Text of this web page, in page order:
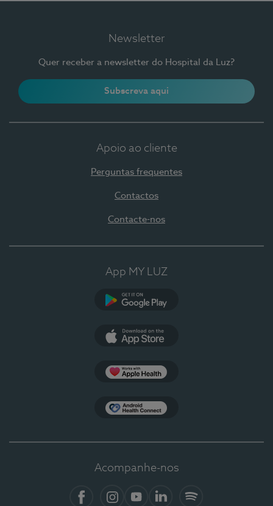
Newsletter
Quer receber a newsletter do Hospital da Luz?
Subscreva aqui
Apoio ao cliente
Perguntas frequentes
Contactos
Contacte-nos
App MY LUZ
Acompanhe-nos